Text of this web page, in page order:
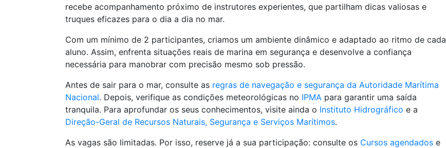
recebe acompanhamento próximo de instrutores experientes, que partilham dicas valiosas e
truques eficazes para o dia a dia no mar.
Com um mínimo de 2 participantes, criamos um ambiente dinâmico e adaptado ao ritmo de cada
aluno. Assim, enfrenta situações reais de marina em segurança e desenvolve a confiança
necessária para manobrar com precisão mesmo sob pressão.
Antes de sair para o mar, consulte as regras de navegação e segurança da Autoridade Marítima
Nacional. Depois, verifique as condições meteorológicas no IPMA para garantir uma saída
tranquila. Para aprofundar os seus conhecimentos, visite ainda o Instituto Hidrográfico e a
Direção-Geral de Recursos Naturais, Segurança e Serviços Marítimos.
As vagas são limitadas. Por isso, reserve já a sua participação: consulte os Cursos agendados e